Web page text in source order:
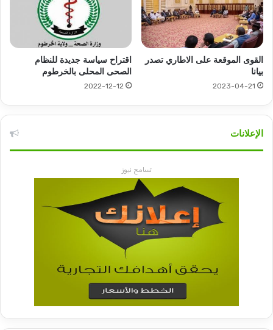
القوى الموقعة على الاطاري تصدر
بيانا
2023-04-21
اقتراح سياسة جديدة للنظام
الصحى المحلى بالخرطوم
2022-12-12
الإعلانات
تسامح نيوز